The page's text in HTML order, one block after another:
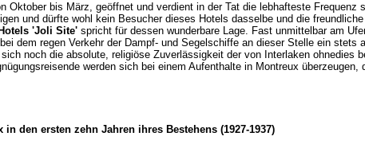
Oktober bis März, geöffnet und verdient in der Tat die lebhafteste Frequenz
und dürfte wohl kein Besucher dieses Hotels dasselbe und die
Hotels 'Joli Site' spricht für dessen wunderbare Lage. Fast unmittelbar am
dem regen Verkehr der Dampf- und Segelschiffe an dieser Stelle ein
noch die absolute, religiöse Zuverlässigkeit der von Interlaken ohnedies
werden sich bei einem Aufenthalte in Montreux
den ersten zehn Jahren ihres Bestehens (1927-1937)